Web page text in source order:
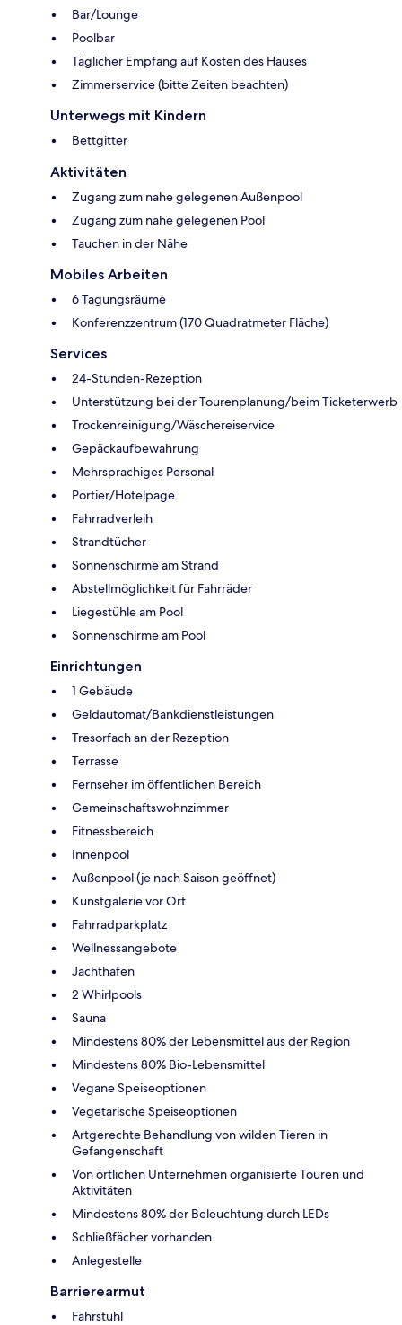
Bar/Lounge
Poolbar
Täglicher Empfang auf Kosten des Hauses
Zimmerservice (bitte Zeiten beachten)
Unterwegs mit Kindern
Bettgitter
Aktivitäten
Zugang zum nahe gelegenen Außenpool
Zugang zum nahe gelegenen Pool
Tauchen in der Nähe
Mobiles Arbeiten
6 Tagungsräume
Konferenzzentrum (170 Quadratmeter Fläche)
Services
24-Stunden-Rezeption
Unterstützung bei der Tourenplanung/beim Ticketerwerb
Trockenreinigung/Wäschereiservice
Gepäckaufbewahrung
Mehrsprachiges Personal
Portier/Hotelpage
Fahrradverleih
Strandtücher
Sonnenschirme am Strand
Abstellmöglichkeit für Fahrräder
Liegestühle am Pool
Sonnenschirme am Pool
Einrichtungen
1 Gebäude
Geldautomat/Bankdienstleistungen
Tresorfach an der Rezeption
Terrasse
Fernseher im öffentlichen Bereich
Gemeinschaftswohnzimmer
Fitnessbereich
Innenpool
Außenpool (je nach Saison geöffnet)
Kunstgalerie vor Ort
Fahrradparkplatz
Wellnessangebote
Jachthafen
2 Whirlpools
Sauna
Mindestens 80% der Lebensmittel aus der Region
Mindestens 80% Bio-Lebensmittel
Vegane Speiseoptionen
Vegetarische Speiseoptionen
Artgerechte Behandlung von wilden Tieren in
Gefangenschaft
Von örtlichen Unternehmen organisierte Touren und
Aktivitäten
Mindestens 80% der Beleuchtung durch LEDs
Schließfächer vorhanden
Anlegestelle
Barrierearmut
Fahrstuhl